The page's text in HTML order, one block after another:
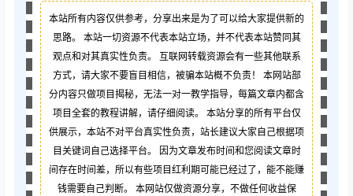
本站所有内容仅供参考，分享出来是为了可以给大家提供新的
思路。 本站一切资源不代表本站立场，并不代表本站赞同其
观点和对其真实性负责。 互联网转载资源会有一些其他联系
方式，请大家不要盲目相信，被骗本站概不负责！ 本网站部
分内容只做项目揭秘，无法一对一教学指导，每篇文章内都含
项目全套的教程讲解，请仔细阅读。 本站分享的所有平台仅
供展示，本站不对平台真实性负责，站长建议大家自己根据项
目关键词自己选择平台。 因为文章发布时间和您阅读文章时
间存在时间差，所以有些项目红利期可能已经过了，能不能赚
钱需要自己判断。 本网站仅做资源分享，不做任何收益保